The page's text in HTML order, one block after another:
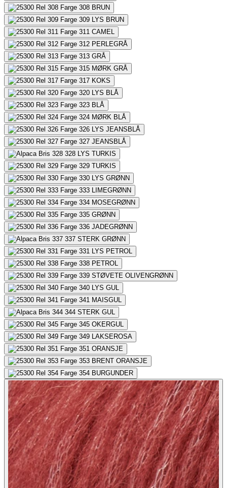
308 BRUN
309 LYS BRUN
311 CAMEL
312 PERLEGRÅ
313 GRÅ
315 MØRK GRÅ
317 KOKS
320 LYS BLÅ
323 BLÅ
324 MØRK BLÅ
326 LYS JEANSBLÅ
327 JEANSBLÅ
328 LYS TURKIS
329 TURKIS
330 LYS GRØNN
333 LIMEGRØNN
334 MOSEGRØNN
335 GRØNN
336 JADEGRØNN
337 STERK GRØNN
331 LYS PETROL
338 PETROL
339 STØVETE OLIVENGRØNN
340 LYS GUL
341 MAISGUL
344 STERK GUL
345 OKERGUL
349 LAKSEROSA
351 ORANSJE
353 BRENT ORANSJE
354 BURGUNDER